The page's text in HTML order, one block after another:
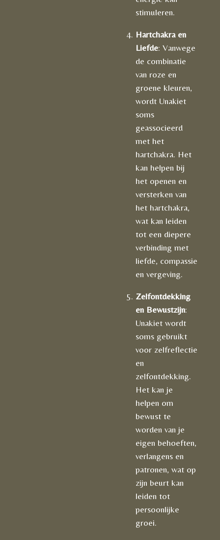
stimuleren.
Hartchakra en
Liefde: Vanwege
de combinatie
van roze en
groene kleuren,
wordt Unakiet
soms
geassocieerd
met het
hartchakra. Het
kan helpen bij
het openen en
versterken van
het hartchakra,
wat kan leiden
tot een diepere
verbinding met
liefde, compassie
en vergeving.
Zelfontdekking
en Bewustzijn:
Unakiet wordt
soms gebruikt
voor zelfreflectie
en
zelfontdekking.
Het kan je
helpen om
bewust te
worden van je
eigen behoeften,
verlangens en
patronen, wat op
zijn beurt kan
leiden tot
persoonlijke
groei.